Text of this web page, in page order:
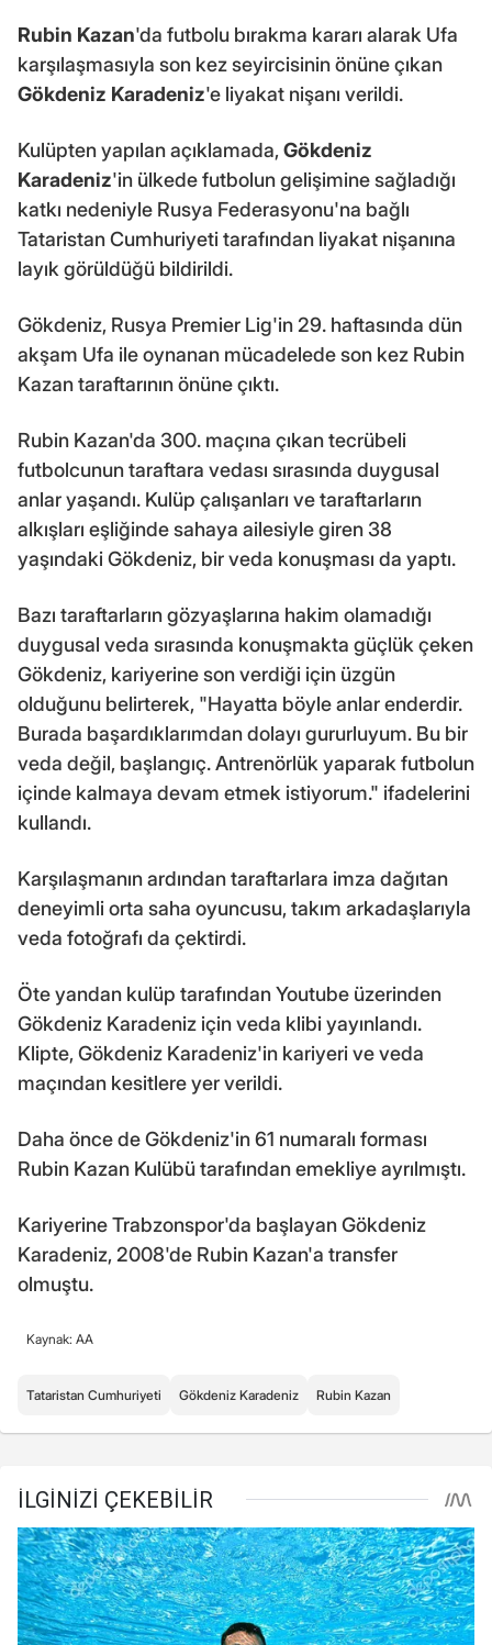
Rubin Kazan'da futbolu bırakma kararı alarak Ufa
karşılaşmasıyla son kez seyircisinin önüne çıkan
Gökdeniz Karadeniz'e liyakat nişanı verildi.
Kulüpten yapılan açıklamada,Gökdeniz
Karadeniz'in ülkede futbolun gelişimine sağladığı
katkı nedeniyle Rusya Federasyonu'na bağlı
Tataristan Cumhuriyeti tarafından liyakat nişanına
layık görüldüğü bildirildi.
Gökdeniz, Rusya Premier Lig'in 29. haftasında dün
akşam Ufa ile oynanan mücadelede son kez Rubin
Kazan taraftarının önüne çıktı.
Rubin Kazan'da 300. maçına çıkan tecrübeli
futbolcunun taraftara vedası sırasında duygusal
anlar yaşandı. Kulüp çalışanları ve taraftarların
alkışları eşliğinde sahaya ailesiyle giren 38
yaşındaki Gökdeniz, bir veda konuşması da yaptı.
Bazı taraftarların gözyaşlarına hakim olamadığı
duygusal veda sırasında konuşmakta güçlük çeken
Gökdeniz, kariyerine son verdiği için üzgün
olduğunu belirterek, "Hayatta böyle anlar enderdir.
Burada başardıklarımdan dolayı gururluyum. Bu bir
veda değil, başlangıç. Antrenörlük yaparak futbolun
içinde kalmaya devam etmek istiyorum." ifadelerini
kullandı.
Karşılaşmanın ardından taraftarlara imza dağıtan
deneyimli orta saha oyuncusu, takım arkadaşlarıyla
veda fotoğrafı da çektirdi.
Öte yandan kulüp tarafından Youtube üzerinden
Gökdeniz Karadeniz için veda klibi yayınlandı.
Klipte, Gökdeniz Karadeniz'in kariyeri ve veda
maçından kesitlere yer verildi.
Daha önce de Gökdeniz'in 61 numaralı forması
Rubin Kazan Kulübü tarafından emekliye ayrılmıştı.
Kariyerine Trabzonspor'da başlayan Gökdeniz
Karadeniz, 2008'de Rubin Kazan'a transfer
olmuştu.
Kaynak: AA
Tataristan Cumhuriyeti Gökdeniz Karadeniz Rubin Kazan